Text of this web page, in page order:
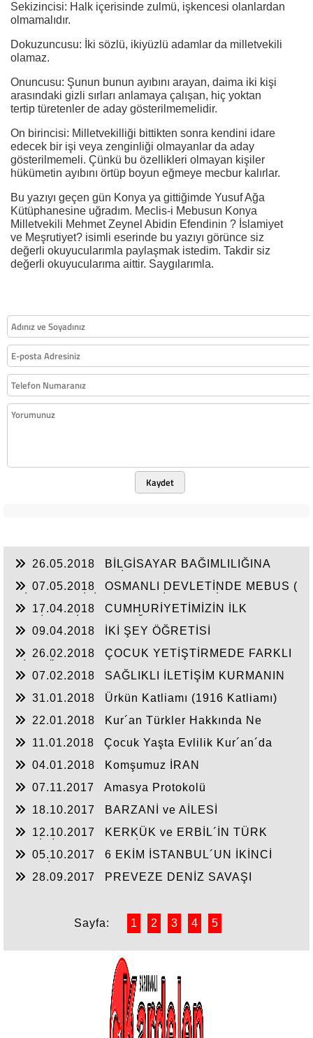
Sekizincisi: Halk içerisinde zulmü, işkencesi olanlardan
olmamalıdır.
Dokuzuncusu: İki sözlü, ikiyüzlü adamlar da milletvekili
olamaz.
Onuncusu: Şunun bunun ayıbını arayan, daima iki kişi
arasındaki gizli sırları anlamaya çalışan, hiç yoktan
tertip türetenler de aday gösterilmemelidir.
On birincisi: Milletvekilliği bittikten sonra kendini idare
edecek bir işi veya zenginliği olmayanlar da aday
gösterilmemeli. Çünkü bu özellikleri olmayan kişiler
hükümetin ayıbını örtüp boyun eğmeye mecbur kalırlar.
Bu yazıyı geçen gün Konya ya gittiğimde Yusuf Ağa
Kütüphanesine uğradım. Meclis-i Mebusun Konya
Milletvekili Mehmet Zeynel Abidin Efendinin ? İslamiyet
ve Meşrutiyet? isimli eserinde bu yazıyı görünce siz
değerli okuyucularımla paylaşmak istedim. Takdir siz
değerli okuyucularıma aittir. Saygılarımla.
Kaydet
26.05.2018
BİLGİSAYAR BAĞIMLILIĞINA
07.05.2018
OSMANLI DEVLETİNDE MEBUS (
17.04.2018
CUMHURİYETİMİZİN İLK
KEMAL BEY
09.04.2018
İKİ ŞEY ÖĞRETİSİ
26.02.2018
ÇOCUK YETİŞTİRMEDE FARKLI
07.02.2018
SAĞLIKLI İLETİŞİM KURMANIN
31.01.2018
Ürkün Katliamı (1916 Katliamı)
22.01.2018
Kur´an Türkler Hakkında Ne
11.01.2018
Çocuk Yaşta Evlilik Kur´an´da
04.01.2018
Komşumuz İRAN
07.11.2017
Amasya Protokolü
18.10.2017
BARZANİ ve AİLESİ
12.10.2017
KERKÜK ve ERBİL´İN TÜRK
05.10.2017
6 EKİM İSTANBUL´UN İKİNCİ
28.09.2017
PREVEZE DENİZ SAVAŞI
Sayfa: 1 2 3 4 5